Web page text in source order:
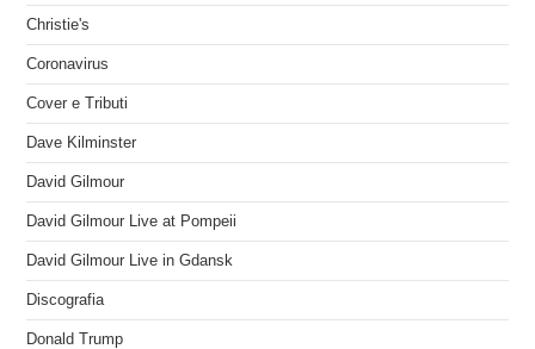
Christie's
Coronavirus
Cover e Tributi
Dave Kilminster
David Gilmour
David Gilmour Live at Pompeii
David Gilmour Live in Gdansk
Discografia
Donald Trump